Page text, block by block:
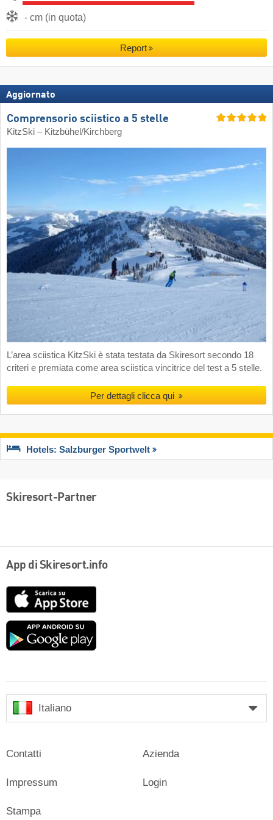
- cm (in quota)
Report
Aggiornato
Comprensorio sciistico a 5 stelle
KitzSki – Kitzbühel/​Kirchberg
L’area sciistica KitzSki è stata testata da Skiresort secondo 18
criteri e premiata come area sciistica vincitrice del test a 5 stelle.
Per dettagli clicca qui
Hotels: Salzburger Sportwelt
Skiresort-Partner
App di Skiresort.info
Google
Italiano
Contatti
Impressum
Stampa
Azienda
Login